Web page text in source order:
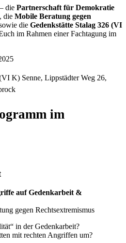
die Partnerschaft für Demokratie
, die Mobile Beratung gegen
die Gedenkstätte Stalag 326 (VI
im Rahmen einer Fachtagung im
K) Senne, Lippstädter Weg 26,
im
auf Gedenkarbeit &
gegen Rechtsextremismus
in der Gedenkarbeit?
mit rechten Angriffen um?